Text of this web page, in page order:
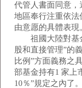
代管人書面同意
地區奉行注重依法
由意愿的具體表現
祖國大陸對基金
股和直接管理”的
比例”方面義務之
部基金持有1 家上
10％”規定之內了